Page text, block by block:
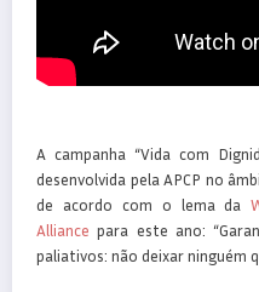
A campanha “Vida com
desenvolvida pela APCP no
de acordo com o lema da
Alliance para este ano:
paliativos: não deixar ninguém